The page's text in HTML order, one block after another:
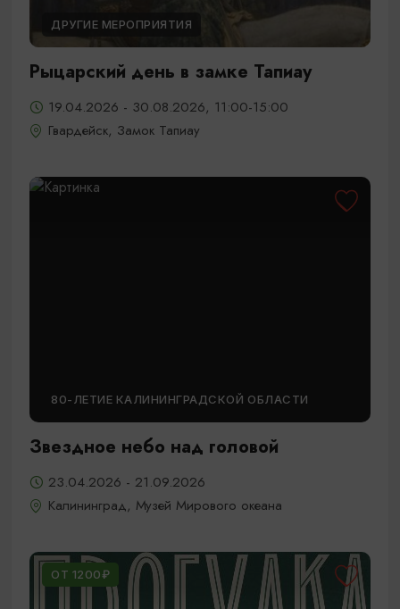
ДРУГИЕ МЕРОПРИЯТИЯ
Рыцарский день в замке Тапиау
19.04.2026 - 30.08.2026, 11:00-15:00
Гвардейск, Замок Тапиау
80-ЛЕТИЕ КАЛИНИНГРАДСКОЙ ОБЛАСТИ
Звездное небо над головой
23.04.2026 - 21.09.2026
Калининград, Музей Мирового океана
ОТ 1200₽